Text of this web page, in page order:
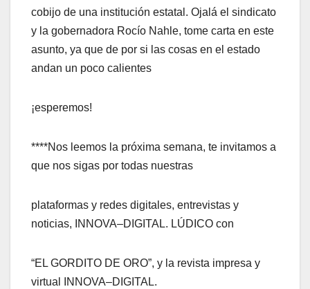
cobijo de una institución estatal. Ojalá el sindicato
y la gobernadora Rocío Nahle, tome carta en este
asunto, ya que de por si las cosas en el estado
andan un poco calientes
¡esperemos!
****Nos leemos la próxima semana, te invitamos a
que nos sigas por todas nuestras
plataformas y redes digitales, entrevistas y
noticias, INNOVA–DIGITAL. LÚDICO con
“EL GORDITO DE ORO”, y la revista impresa y
virtual INNOVA–DIGITAL.